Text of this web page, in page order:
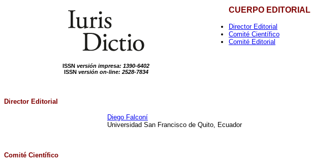
ISSN versión impresa: 1390-6402
ISSN versión on-line: 2528-7834
CUERPO EDITORIAL
Director Editorial
Comité Científico
Comité Editorial
Director Editorial
Diego Falconí
Universidad San Francisco de Quito, Ecuador
Comité Científico